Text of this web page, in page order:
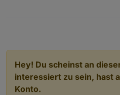
Hey! Du scheinst an
interessiert zu sein, hast
Konto.